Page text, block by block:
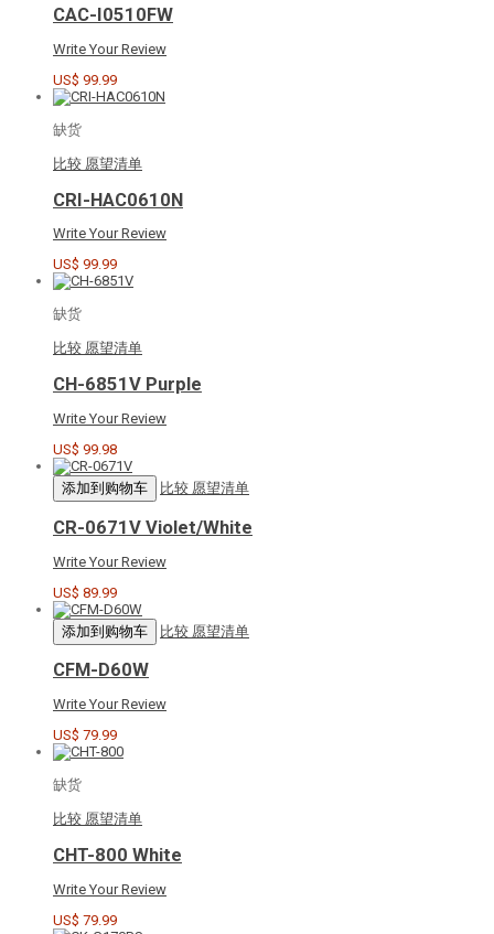
CAC-I0510FW
Write Your Review
US$ 99.99
缺货
比较 愿望清单
CRI-HAC0610N
Write Your Review
US$ 99.99
缺货
比较 愿望清单
CH-6851V Purple
Write Your Review
US$ 99.98
添加到购物车 比较 愿望清单
CR-0671V Violet/White
Write Your Review
US$ 89.99
添加到购物车 比较 愿望清单
CFM-D60W
Write Your Review
US$ 79.99
缺货
比较 愿望清单
CHT-800 White
Write Your Review
US$ 79.99